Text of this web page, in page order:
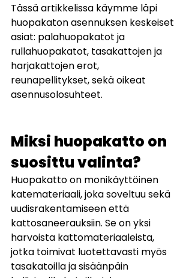
Tässä artikkelissa käymme läpi
huopakaton asennuksen keskeiset
asiat: palahuopakatot ja
rullahuopakatot, tasakattojen ja
harjakattojen erot,
reunapellitykset, sekä oikeat
asennusolosuhteet.
Miksi huopakatto on
suosittu valinta?
Huopakatto on monikäyttöinen
katemateriaali, joka soveltuu sekä
uudisrakentamiseen että
kattosaneerauksiin. Se on yksi
harvoista kattomateriaaleista,
jotka toimivat luotettavasti myös
tasakatoilla ja sisäänpäin